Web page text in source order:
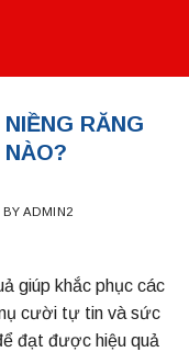
RĂNG
BYADMIN2
giúp khắc phục các
cười tự tin và sức
đạt được hiệu quả